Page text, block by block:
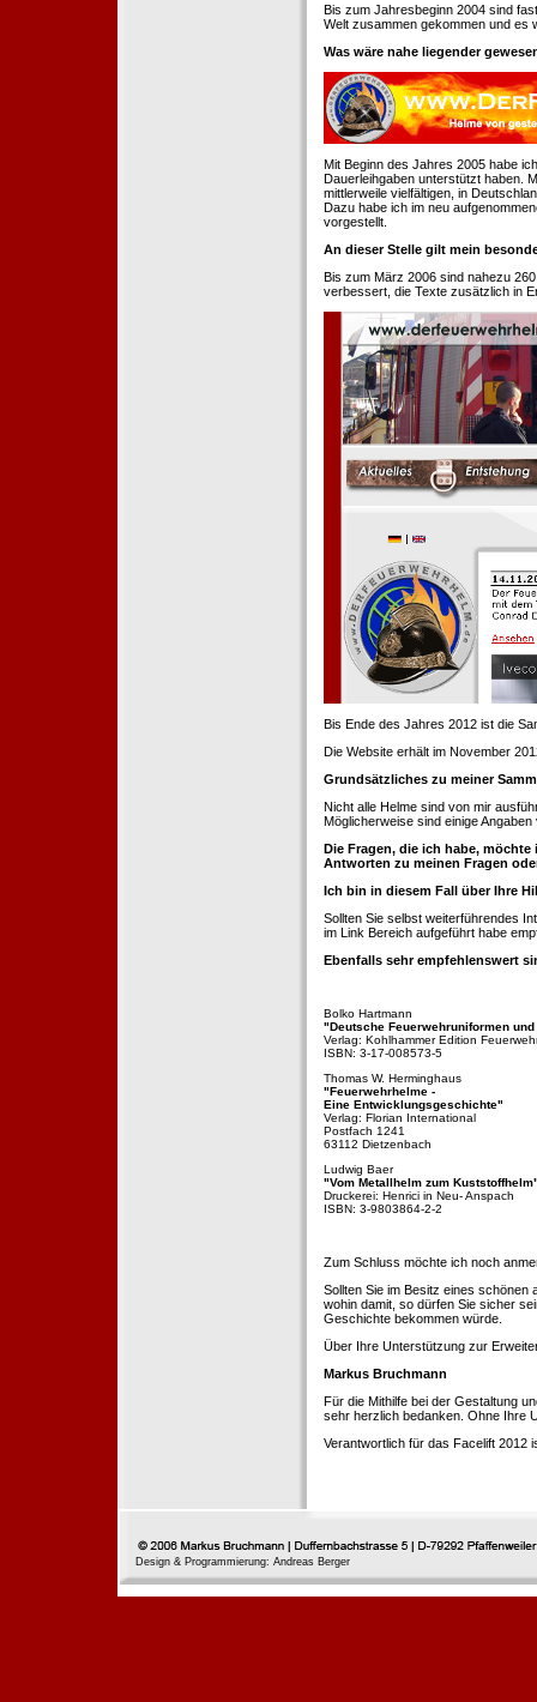
Bis zum Jahresbeginn 2004 sind
Welt zusammen gekommen und es
Was wäre nahe liegender
Mit Beginn des Jahres 2005 habe
Dauerleihgaben unterstützt haben.
mittlerweile vielfältigen, in
Dazu habe ich im neu
vorgestellt.
An dieser Stelle gilt mein
Bis zum März 2006 sind nahezu
verbessert, die Texte zusätzlich in
Bis Ende des Jahres 2012 ist die
Die Website erhält im November
Grundsätzliches zu meiner
Nicht alle Helme sind von mir
Möglicherweise sind einige
Die Fragen, die ich habe,
Antworten zu meinen Fragen
Ich bin in diesem Fall über Ihre
Sollten Sie selbst weiterführendes
im Link Bereich aufgeführt habe
Ebenfalls sehr empfehlenswert
Bolko Hartmann
"Deutsche Feuerwehruniformen
Verlag: Kohlhammer Edition
ISBN: 3-17-008573-5
Thomas W. Herminghaus
"Feuerwehrhelme -
Eine Entwicklungsgeschichte"
Verlag: Florian International
Postfach 1241
63112 Dietzenbach
Ludwig Baer
"Vom Metallhelm zum
Druckerei: Henrici in Neu- Anspach
ISBN: 3-9803864-2-2
Zum Schluss möchte ich noch
Sollten Sie im Besitz eines schönen
wohin damit, so dürfen Sie sicher
Geschichte bekommen würde.
Über Ihre Unterstützung zur
Markus Bruchmann
Für die Mithilfe bei der Gestaltung
sehr herzlich bedanken. Ohne Ihre
Verantwortlich für das Facelift 2012
Design & Programmierung: Andreas Berger